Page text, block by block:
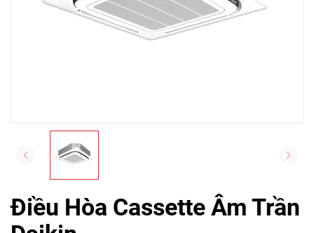
Điều Hòa Cassette Âm Trần